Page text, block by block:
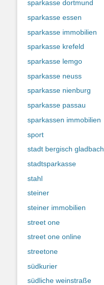
sparkasse dortmund
sparkasse essen
sparkasse immobilien
sparkasse krefeld
sparkasse lemgo
sparkasse neuss
sparkasse nienburg
sparkasse passau
sparkassen immobilien
sport
stadt bergisch gladbach
stadtsparkasse
stahl
steiner
steiner immobilien
street one
street one online
streetone
südkurier
südliche weinstraße